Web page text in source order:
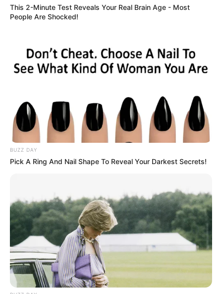
This 2-Minute Test Reveals Your Real Brain Age - Most
People Are Shocked!
BUZZ DAY
Pick A Ring And Nail Shape To Reveal Your Darkest Secrets!